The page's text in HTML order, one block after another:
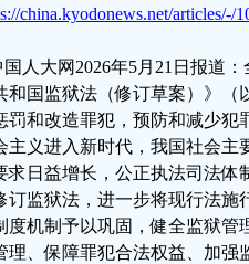
china.kyodonews.net/articles/-/
国人大网2026年5月21日报道
和国监狱法（修订草案）》（
罚和改造罪犯，预防和减少犯
主义进入新时代，我国社会主
求日益增长，公正执法司法体
订监狱法，进一步将现行法施
度机制予以巩固，健全监狱管
理、保障罪犯合法权益、加强